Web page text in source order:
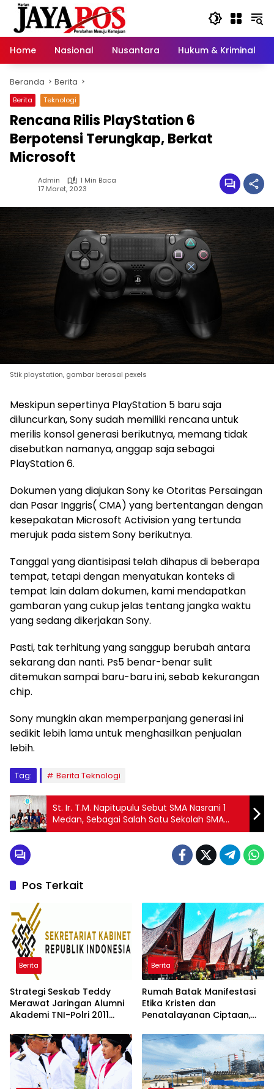
Langsung
konten
Home
Nasional Nusantara Hukum & Kriminal
Beranda Berita
Berita Teknologi
Rencana Rilis PlayStation 6
Berpotensi Terungkap, Berkat
Microsoft
Admin
1 Min Baca
17 Maret, 2023
Stik playstation, gambar berasal pexels
Meskipun sepertinya PlayStation 5 baru saja
diluncurkan, Sony sudah memiliki rencana untuk
merilis konsol generasi berikutnya, memang tidak
disebutkan namanya, anggap saja sebagai
PlayStation 6.
Dokumen yang diajukan Sony ke Otoritas Persaingan
dan Pasar Inggris( CMA) yang bertentangan dengan
kesepakatan Microsoft Activision yang tertunda
merujuk pada sistem Sony berikutnya.
Tanggal yang diantisipasi telah dihapus di beberapa
tempat, tetapi dengan menyatukan konteks di
tempat lain dalam dokumen, kami mendapatkan
gambaran yang cukup jelas tentang jangka waktu
yang sedang dikerjakan Sony.
Pasti, tak terhitung yang sanggup berubah antara
sekarang dan nanti. Ps5 benar-benar sulit
ditemukan sampai baru-baru ini, sebab kekurangan
chip.
Sony mungkin akan memperpanjang generasi ini
sedikit lebih lama untuk menghasilkan penjualan
lebih.
Tag: Berita Teknologi
St. Ir. T.M. Napitupulu Sebut SMA Nasrani 1
Medan, Sebagai Salah Satu Sekolah SMA
Tertua di Kota Medan
Pos Terkait
Berita
Strategi Seskab Teddy
Merawat Jaringan Alumni
Akademi TNI-Polri 2011
Membangun Loyalitas
Berita
Rumah Batak Manifestasi
Etika Kristen dan
Penatalayanan Ciptaan,
Memuliakan Tuhan